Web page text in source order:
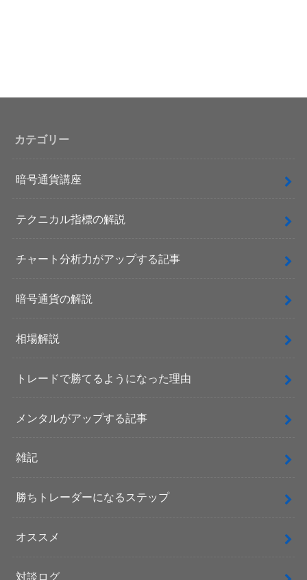
カテゴリー
暗号通貨講座
テクニカル指標の解説
チャート分析力がアップする記事
暗号通貨の解説
相場解説
トレードで勝てるようになった理由
メンタルがアップする記事
雑記
勝ちトレーダーになるステップ
オススメ
対談ログ